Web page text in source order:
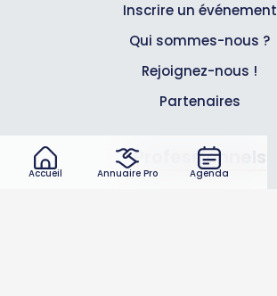
Accueil Annuaire Pro Agenda
Inscrire un événement
Qui sommes-nous ?
Rejoignez-nous !
Partenaires
Professionnels